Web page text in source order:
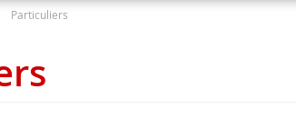
Particuliers